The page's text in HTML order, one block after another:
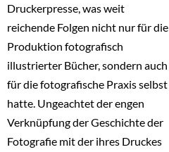
Druckerpresse, was weit
reichende Folgen nicht nur für die
Produktion fotografisch
illustrierter Bücher, sondern auch
für die fotografische Praxis selbst
hatte. Ungeachtet der engen
Verknüpfung der Geschichte der
Fotografie mit der ihres Druckes